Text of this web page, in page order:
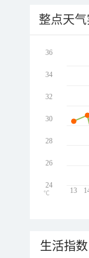
整点天
13
36
34
32
30
28
26
24
℃
生活指数